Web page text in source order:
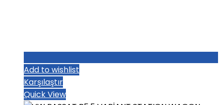
Add to wishlist
Karşılaştır
Quick View